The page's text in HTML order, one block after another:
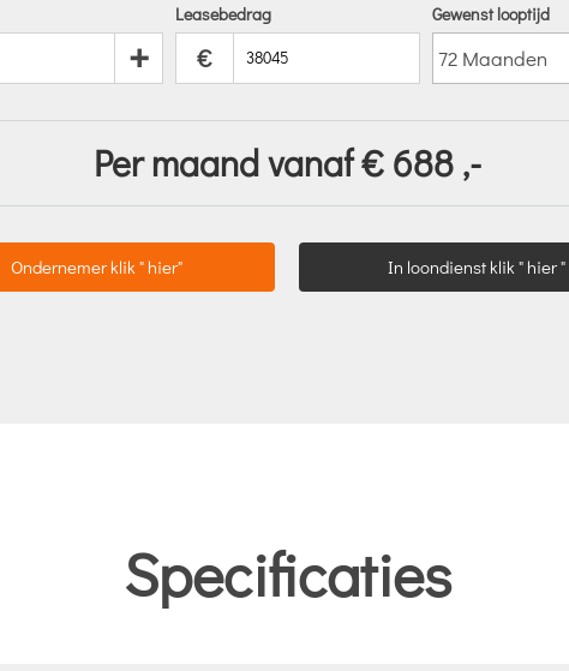
+
Leasebedrag
€
Gewenst looptijd
Per maand vanaf € 688 ,-
Ondernemer klik " hier" In loondienst klik " hier "
Specificaties